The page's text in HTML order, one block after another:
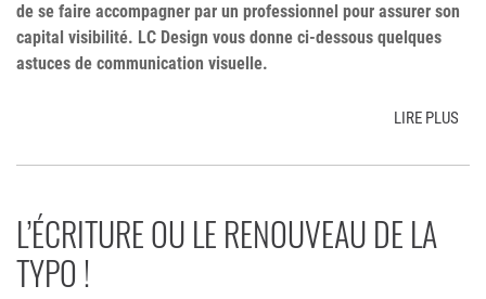
de se faire accompagner par un professionnel pour assurer son
capital visibilité. LC Design vous donne ci-dessous quelques
astuces de communication visuelle.
LIRE PLUS
L’ÉCRITURE OU LE RENOUVEAU DE LA
TYPO !